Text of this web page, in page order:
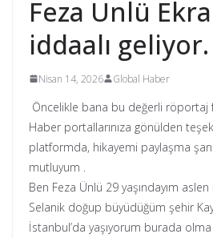
Feza Ünlü
iddaalı geliyor.
Nisan 14, 2026 Global Haber
Öncelikle bana bu değerli röportaj
Haber portallarınıza gönülden
platformda, hikayemi paylaşma
mutluyum .
Ben Feza Ünlü 29 yaşındayım
Selanik doğup büyüdüğüm şehir
İstanbul’da yaşıyorum burada